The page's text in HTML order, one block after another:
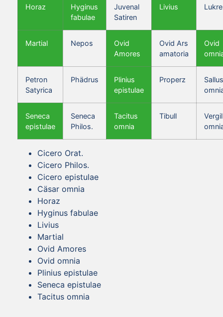
Horaz
Hyginus
fabulae
Juvenal
Satiren
Livius
Martial Nepos
Ovid
Amores
Ovid Ars
amatoria
Ovid
Petron
Satyrica
Phädrus
Plinius
epistulae
Properz
Seneca
epistulae
Seneca
Philos.
Tacitus
omnia
Tibull
Vergil
Cicero Orat.
Cicero Philos.
Cicero epistulae
Cäsar omnia
Horaz
Hyginus fabulae
Livius
Martial
Ovid Amores
Ovid omnia
Plinius epistulae
Seneca epistulae
Tacitus omnia